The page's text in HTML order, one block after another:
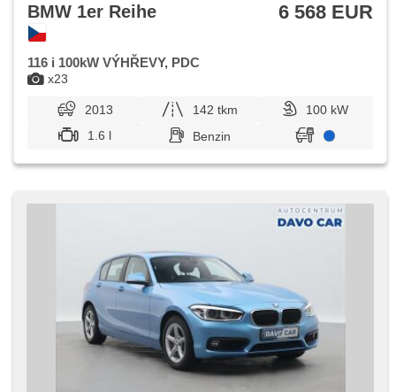
x23
BMW 1er Reihe 6 568 EUR
116 i 100kW VÝHŘEVY, PDC
2013 142 tkm
100 kW
1.6 l
Benzin